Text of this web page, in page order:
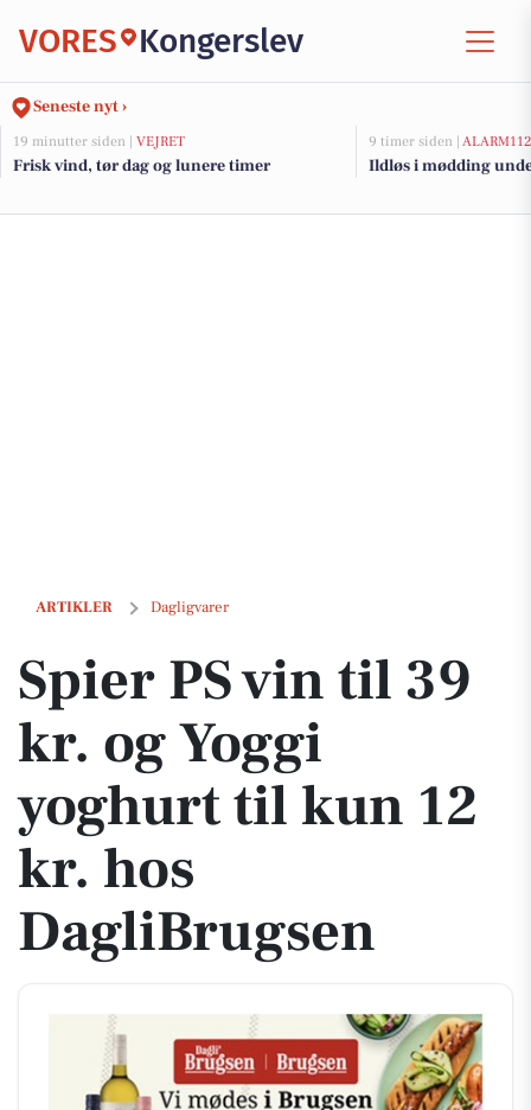
VORES Kongerslev
Seneste nyt ›
19 minutter siden | VEJRET
Frisk vind, tør dag og lunere timer
9 timer siden | ALARM112
Ildløs i mødding
ARTIKLER Dagligvarer
Spier PS vin til 39 kr. og Yoggi yoghurt til kun 12 kr. hos
Spier PS vin til 39
kr. og Yoggi
yoghurt til kun 12
kr. hos
DagliBrugsen